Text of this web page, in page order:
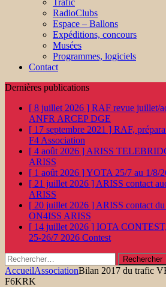
Trafic
RadioClubs
Espace – Ballons
Expéditions, concours
Musées
Programmes, logiciels
Contact
Dernières publications
[ 8 juillet 2026 ] RAF revue juillet/
ANFR ARCEP DGE
[ 17 septembre 2021 ] RAF,
F4 Association
[ 4 août 2026 ] ARISS
ARISS
[ 1 août 2026 ]YOTA 25/7 au 1/8/
[ 21 juillet 2026 ] ARISS contact
ARISS
[ 20 juillet 2026 ] ARISS contact
ON4ISS ARISS
[ 14 juillet 2026 ] IOTA
25-26/7 2026 Contest
Rechercher :
AccueilAssociationBilan 2017 du trafic
F6KRK